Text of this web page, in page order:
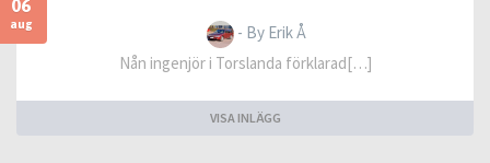
06
aug
- By Erik Å
Nån ingenjör i Torslanda förklarad[…]
VISA INLÄGG